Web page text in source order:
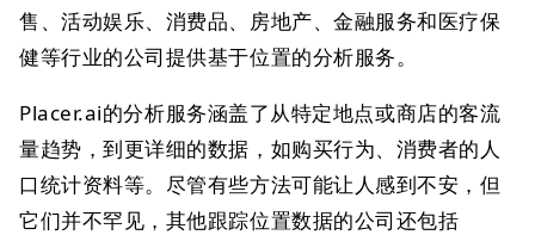
售、活动娱乐、消费品、房地产、金融服务和医疗保
健等行业的公司提供基于位置的分析服务。
Placer.ai的分析服务涵盖了从特定地点或商店的客流
量趋势，到更详细的数据，如购买行为、消费者的人
口统计资料等。尽管有些方法可能让人感到不安，但
它们并不罕见，其他跟踪位置数据的公司还包括